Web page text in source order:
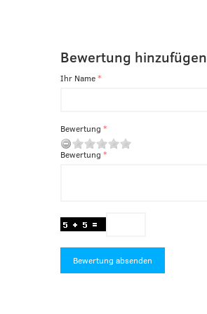
Bewertung
Ihr Name
Bewertung
Bewertung
Bewertung absenden